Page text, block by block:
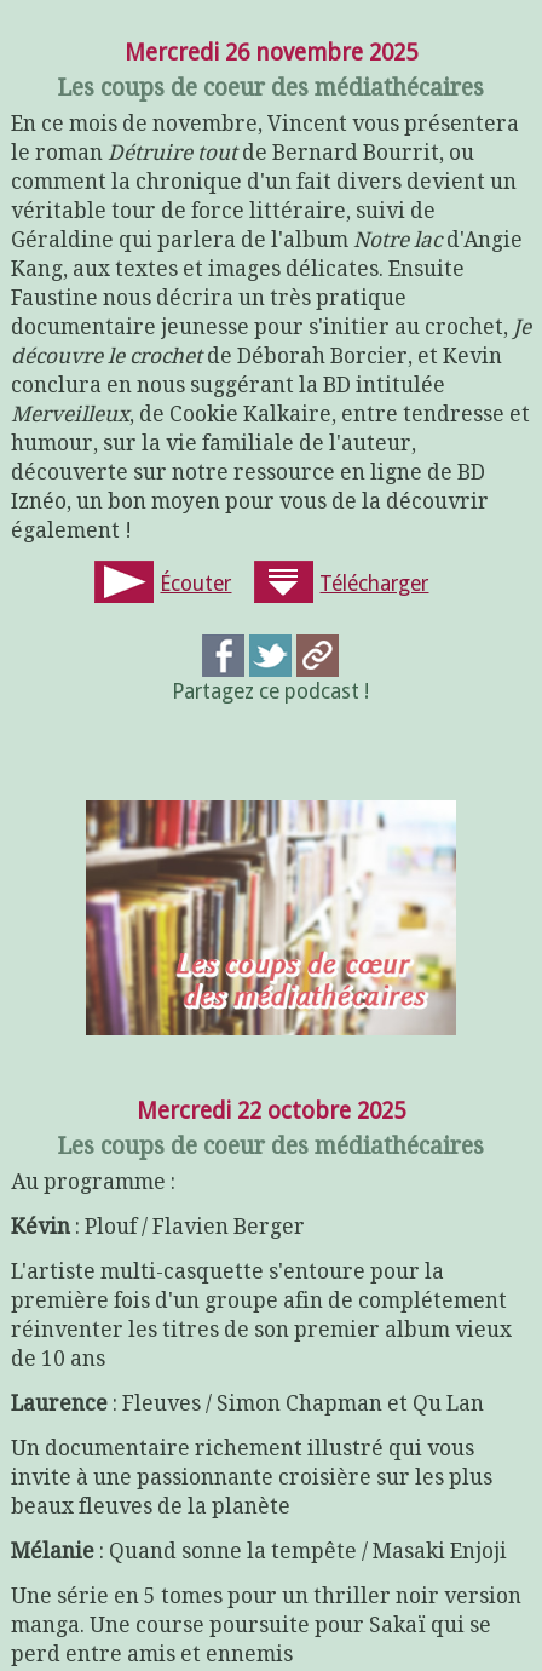
Mercredi 26 novembre 2025
Les coups de coeur des médiathécaires
En ce mois de novembre, Vincent vous présentera
le roman Détruire toutde Bernard Bourrit, ou
comment la chronique d'un fait divers devient un
véritable tour de force littéraire, suivi de
Géraldine qui parlera de l'album Notre lacd'Angie
Kang, aux textes et images délicates. Ensuite
Faustine nous décrira un très pratique
documentaire jeunesse pour s'initier au crochet, Je
découvre le crochetde Déborah Borcier, et Kevin
conclura en nous suggérant la BD intitulée
Merveilleux, de Cookie Kalkaire, entre tendresse et
humour, sur la vie familiale de l'auteur,
découverte sur notre ressource en ligne de BD
Iznéo, un bon moyen pour vous de la découvrir
également !
Écouter Télécharger
Partagez ce podcast !
Mercredi 22 octobre 2025
Les coups de coeur des médiathécaires
Au programme :
Kévin : Plouf / Flavien Berger
L'artiste multi-casquette s'entoure pour la
première fois d'un groupe afin de complétement
réinventer les titres de son premier album vieux
de 10 ans
Laurence : Fleuves / Simon Chapman et Qu Lan
Un documentaire richement illustré qui vous
invite à une passionnante croisière sur les plus
beaux fleuves de la planète
Mélanie : Quand sonne la tempête / Masaki Enjoji
Une série en 5 tomes pour un thriller noir version
manga. Une course poursuite pour Sakaï qui se
perd entre amis et ennemis